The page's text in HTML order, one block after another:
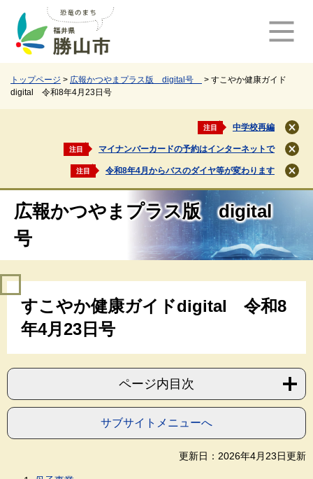
トップページ > 広報かつやまプラス版 digital号 > すこやか健康ガイド
digital 令和8年4月23日号
注目 中学校再編
閉
じ
る
注目 マイナンバーカードの予約はインターネットで
閉
じ
る
注目 令和8年4月からバスのダイヤ等が変わります
閉
じ
広報かつやまプラス版 digital
号
すこやか健康ガイドdigital 令和8
年4月23日号
ページ内目次
サブサイトメニューへ
更新日：2026年4月23日更新